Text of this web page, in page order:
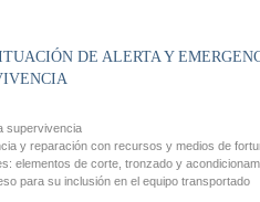
DE ALERTA Y
supervivencia
y reparación con recursos y medios de
elementos de corte, tronzado y
para su inclusión en el equipo transportado